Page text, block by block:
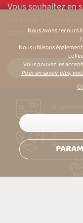
Vous souhaitez en
conseiller
sécurisé
Un
à votre
Nous avons recours
Nous utilisons
Vous pouvez les
Pour en savoir plus,